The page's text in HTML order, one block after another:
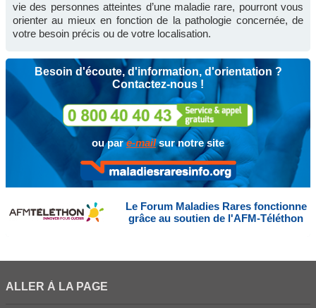
vie des personnes atteintes d’une maladie rare, pourront vous
orienter au mieux en fonction de la pathologie concernée, de
votre besoin précis ou de votre localisation.
Besoin d'écoute, d'information, d'orientation ?
Contactez-nous !
ou pare-mailsur notre site
Le Forum Maladies Rares fonctionne
grâce au soutien de l'AFM-Téléthon
ALLER À LA PAGE